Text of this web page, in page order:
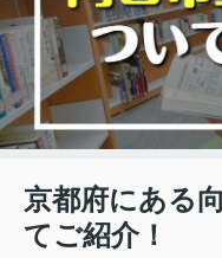
京都府にある
てご紹介！